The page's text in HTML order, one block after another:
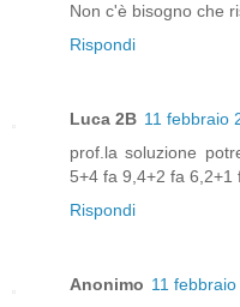
Non c'è bisogno che
Rispondi
Luca 2B 11 febbraio
prof.la soluzione
5+4 fa 9,4+2 fa
Rispondi
Anonimo 11